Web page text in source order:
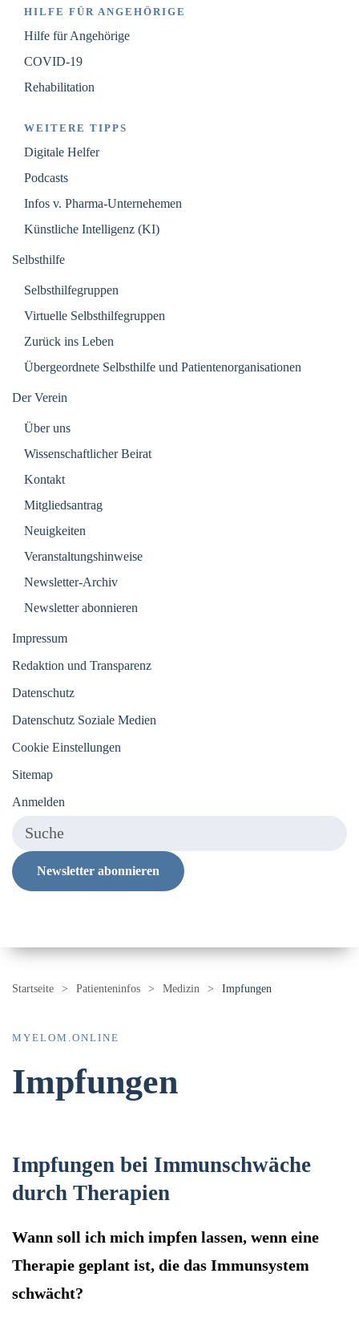
HILFE FÜR ANGEHÖRIGE
Hilfe für Angehörige
COVID-19
Rehabilitation
WEITERE TIPPS
Digitale Helfer
Podcasts
Infos v. Pharma-Unternehemen
Künstliche Intelligenz (KI)
Selbsthilfe
Selbsthilfegruppen
Virtuelle Selbsthilfegruppen
Zurück ins Leben
Übergeordnete Selbsthilfe und Patientenorganisationen
Der Verein
Über uns
Wissenschaftlicher Beirat
Kontakt
Mitgliedsantrag
Neuigkeiten
Veranstaltungshinweise
Newsletter-Archiv
Newsletter abonnieren
Impressum
Redaktion und Transparenz
Datenschutz
Datenschutz Soziale Medien
Cookie Einstellungen
Sitemap
Anmelden
Newsletter abonnieren
Startseite Patienteninfos Medizin Impfungen
MYELOM.ONLINE
Impfungen
Impfungen bei Immunschwäche
durch Therapien
Wann soll ich mich impfen lassen, wenn eine
Therapie geplant ist, die das Immunsystem
schwächt?